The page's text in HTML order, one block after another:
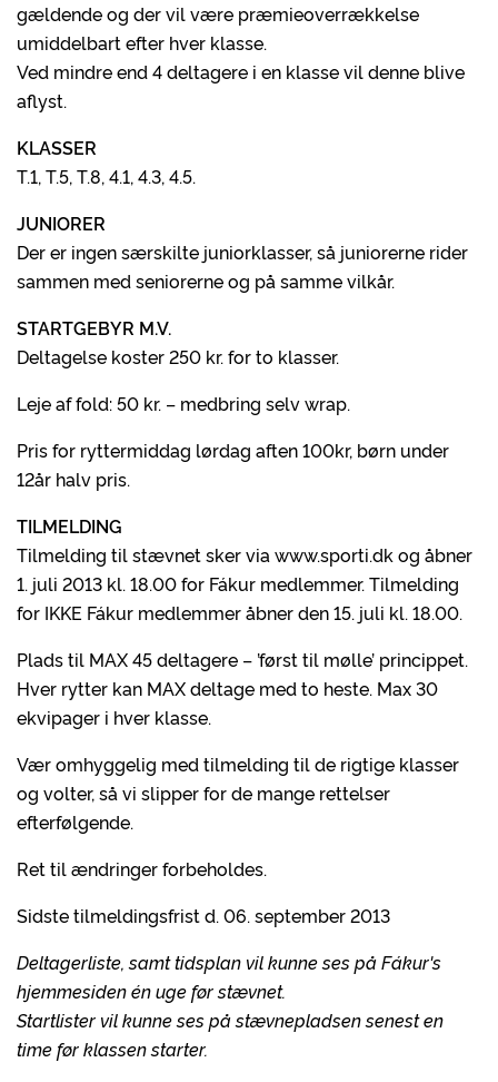
gældende og der vil være præmieoverrækkelse
umiddelbart efter hver klasse.
Ved mindre end 4 deltagere i en klasse vil denne blive
aflyst.
KLASSER
T.1, T.5, T.8, 4.1, 4.3, 4.5.
JUNIORER
Der er ingen særskilte juniorklasser, så juniorerne rider
sammen med seniorerne og på samme vilkår.
STARTGEBYR M.V.
Deltagelse koster 250 kr. for to klasser.
Leje af fold: 50 kr. – medbring selv wrap.
Pris for ryttermiddag lørdag aften 100kr, børn under
12år halv pris.
TILMELDING
Tilmelding til stævnet sker via www.sporti.dk og åbner
1. juli 2013 kl. 18.00 for Fákur medlemmer. Tilmelding
for IKKE Fákur medlemmer åbner den 15. juli kl. 18.00.
Plads til MAX 45 deltagere – ’først til mølle’ princippet.
Hver rytter kan MAX deltage med to heste. Max 30
ekvipager i hver klasse.
Vær omhyggelig med tilmelding til de rigtige klasser
og volter, så vi slipper for de mange rettelser
efterfølgende.
Ret til ændringer forbeholdes.
Sidste tilmeldingsfrist d. 06. september 2013
Deltagerliste, samt tidsplan vil kunne ses på Fákur's
hjemmesiden én uge før stævnet.
Startlister vil kunne ses på stævnepladsen senest en
time før klassen starter.